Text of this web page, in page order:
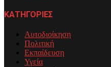
ΚΑΤΗΓΟΡΙΕΣ
Αυτοδιοίκηση
Πολιτική
Εκπαίδευση
Υγεία